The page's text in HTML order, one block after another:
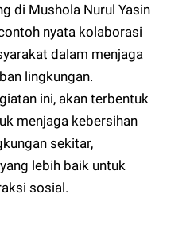
di Mushola Nurul Yasin
nyata kolaborasi
dalam menjaga
lingkungan.
ini, akan terbentuk
menjaga kebersihan
sekitar,
lebih baik untuk
sosial.